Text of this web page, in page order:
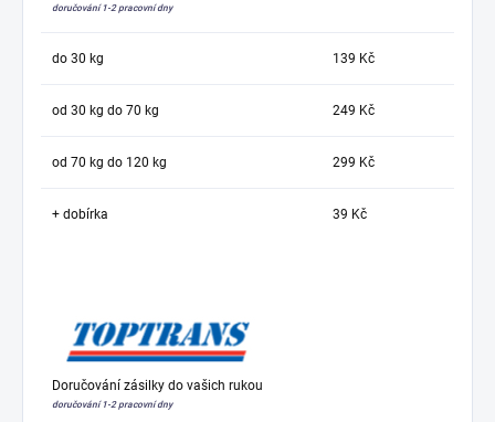
doručování 1-2 pracovní dny
do 30 kg 139 Kč
od 30 kg do 70 kg 249 Kč
od 70 kg do 120 kg 299 Kč
+ dobírka 39 Kč
Doručování zásilky do vašich rukou
doručování 1-2 pracovní dny